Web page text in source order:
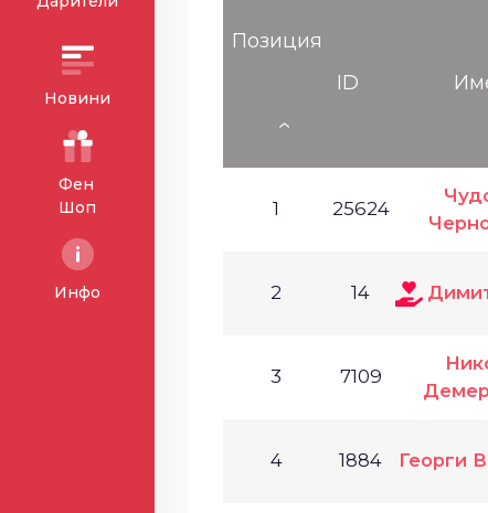
Новини
Фен
Шоп
Инфо
Позиция
ID
1 25624
2 14
3 7109
4 1884 Георги